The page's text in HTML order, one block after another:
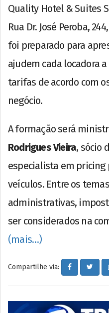
Quality Hotel & Suites
Rua Dr. José Peroba,
foi preparado para
ajudem cada locadora
tarifas de acordo com
negócio.
A formação será
Rodrigues Vieira, sócio
especialista em pricing
veículos. Entre os
administrativas,
ser considerados na
(mais…)
Compartilhe via: